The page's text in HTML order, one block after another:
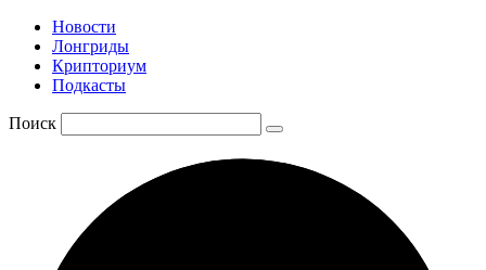
Новости
Лонгриды
Крипториум
Подкасты
Поиск